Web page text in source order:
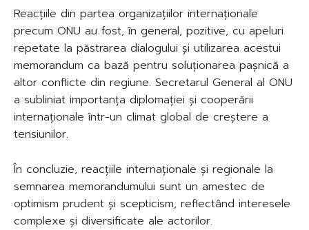
Reacțiile din partea organizațiilor internaționale
precum ONU au fost, în general, pozitive, cu apeluri
repetate la păstrarea dialogului și utilizarea acestui
memorandum ca bază pentru soluționarea pașnică a
altor conflicte din regiune. Secretarul General al ONU
a subliniat importanța diplomației și cooperării
internaționale într-un climat global de creștere a
tensiunilor.
În concluzie, reacțiile internaționale și regionale la
semnarea memorandumului sunt un amestec de
optimism prudent și scepticism, reflectând interesele
complexe și diversificate ale actorilor.